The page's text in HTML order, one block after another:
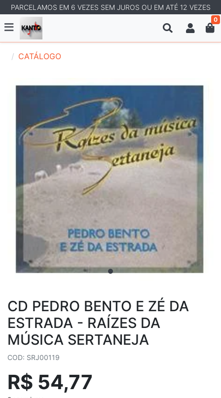
PARCELAMOS EM 6 VEZES SEM JUROS OU EM ATÉ 12 VEZES
0
CATÁLOGO
CD PEDRO BENTO E ZÉ DA
ESTRADA - RAÍZES DA
MÚSICA SERTANEJA
COD: SRJ00119
R$ 54,77